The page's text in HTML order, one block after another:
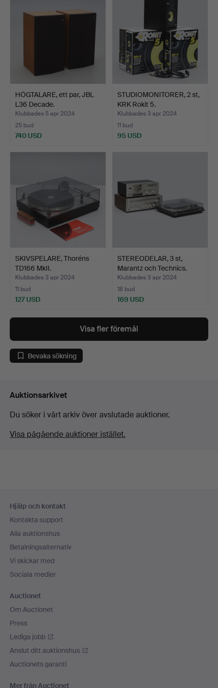
HÖGTALARE, ett par, JBL
L36 Decade.
Klubbades 5 apr 2024
25 bud
740 USD
STUDIOMONITORER, 2 st,
KRK Rokit 5.
Klubbades 3 apr 2024
11 bud
95 USD
SKIVSPELARE, Thoréns
TD166 MkII.
Klubbades 3 apr 2024
11 bud
127 USD
STEREODELAR, 3 st,
Marantz och Technics.
Klubbades 3 apr 2024
18 bud
169 USD
Visa fler föremål
Bevaka sökning
Auktionsarkivet
Du söker i vårt arkiv över avslutade auktioner.
Visa pågående auktioner istället.
Hjälp och kontakt
Kontakta support
Alla auktionshus
Betalningsalternativ
Vi skickar med
Sociala medier
Auctionet
Om Auctionet
Press
Lediga jobb
Anslut ditt auktionshus
Auctionets garanti
Mer från Auctionet